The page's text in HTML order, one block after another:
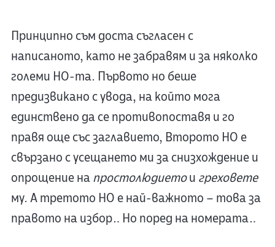
Принципно съм доста съгласен с
написаното, като не забравям и за няколко
големи НО-та. Първото но беше
предизвикано с увода, на който мога
единствено да се противопоставя и го
правя още със заглавието, Второто НО е
свързано с усещането ми за снизхождение и
опрощение напростолюдиетои греховете
му. А третото НО е най-важното – това за
правото на избор… Но поред на номерата…